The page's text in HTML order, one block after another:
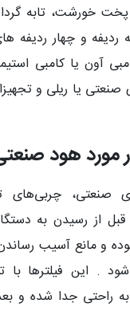
خورشت، تابه
ردیفه و چهار ردیفه
آون یا کامبی
صنعتی یا ریلی و
مورد هود
صنعتی، چربی‌های
از رسیدن به
و مانع آسیب رساندن
. این فیلترها با
به راحتی جدا شده و